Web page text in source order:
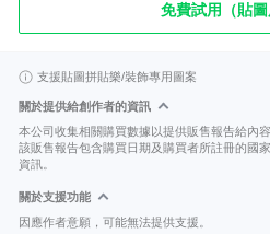
免費試用（貼圖
支援貼圖拼貼樂/裝飾專用圖案
關於提供給創作者的資訊
本公司收集相關購買數據以提供販售報告給內容
該販售報告包含購買日期及購買者所註冊的國
資訊。
關於支援功能
因應作者意願，可能無法提供支援。